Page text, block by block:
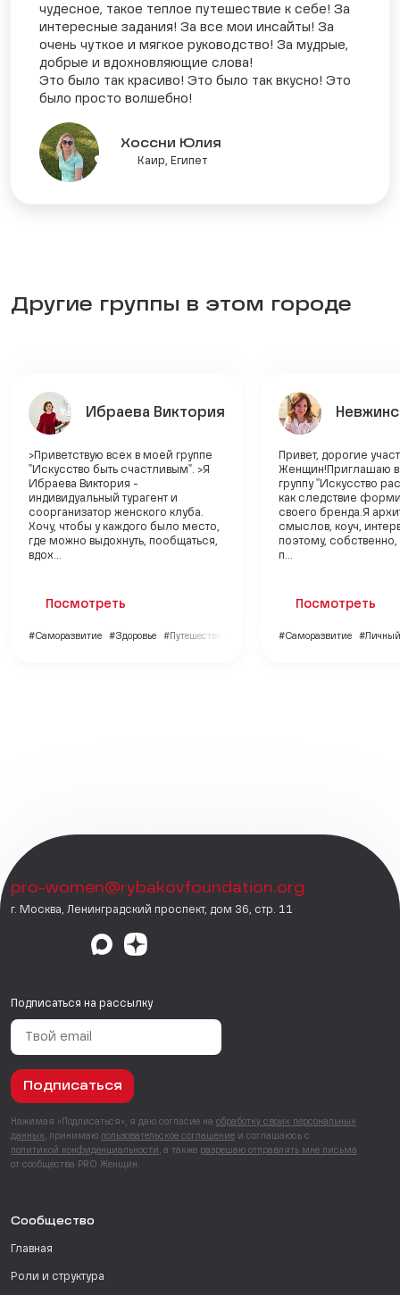
чудесное, такое теплое путешествие к себе! За
интересные задания! За все мои инсайты! За
очень чуткое и мягкое руководство! За мудрые,
добрые и вдохновляющие слова!
Это было так красиво! Это было так вкусно! Это
было просто волшебно!
Хоссни Юлия
Каир, Египет
Другие группы в этом городе
Ибраева Виктория
>Приветствую всех в моей группе
"Искусство быть счастливым". >Я
Ибраева Виктория -
индивидуальный турагент и
соорганизатор женского клуба.
Хочу, чтобы у каждого было место,
где можно выдохнуть, пообщаться,
вдох...
Посмотреть
#Саморазвитие #Здоровье #Путешествия
Привет, дорогие
Женщин!Приглашаю
группу "Искусство
как следствие
своего бренда.Я
смыслов, коуч,
поэтому, собственно,
п...
Посмотреть
#Саморазвитие
pro-women@rybakovfoundation.org
г. Москва, Ленинградский проспект, дом 36, стр. 11
Подписаться на рассылку
Подписаться
Нажимая «Подписаться», я даю согласие на обработку своих персональных
данных , принимаю пользовательское соглашение и соглашаюсь с
политикой конфиденциальности , а также разрешаю отправлять мне письма
от сообщества PRO Женщин.
Сообщество
Главная
Роли и структура